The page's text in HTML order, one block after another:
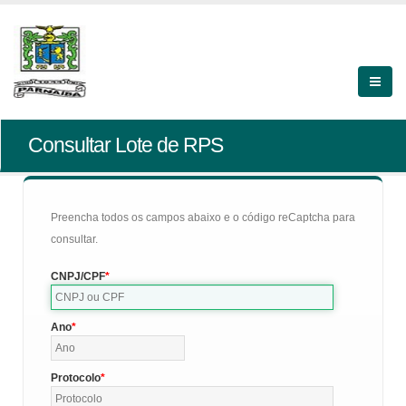
Consultar Lote de RPS
Preencha todos os campos abaixo e o código reCaptcha para
consultar.
CNPJ/CPF
Ano
Protocolo